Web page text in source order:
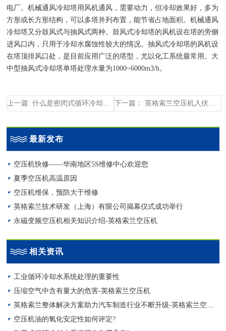
电厂。机械通风冷却塔用风机通风，需要动力，但冷却效果好，多为
方形或长方形结构，可以多塔并列布置，能节省占地面积。机械通风
冷却塔又分鼓风式与抽风式两种。鼓风式冷却塔的风机设在塔的旁侧
进风口内，只用于冷却水腐蚀性较大的情况。抽风式冷却塔的风机设
在塔顶排风口处，是目前应用广泛的塔型，尤以化工系统最常用。大
中型抽风式冷却塔单塔处理水量为1000~6000m3/h。
最新发布
空压机快修——华南地区5S维修中心欢迎您
夏季空压机高温原因
空压机维保，预防大于维修
英格索兰技术研发（上海）有限公司揭幕仪式成功举行
永磁变频空压机相关知识介绍-英格索兰空压机
相关资讯
工业循环冷却水系统处理的重要性
压缩空气中含有量大的危害-英格索兰空压机
英格索兰整体解决方案助力汽车制造行业不断升级-英格索兰空压机
空压机油的氧化安定性如何评定?